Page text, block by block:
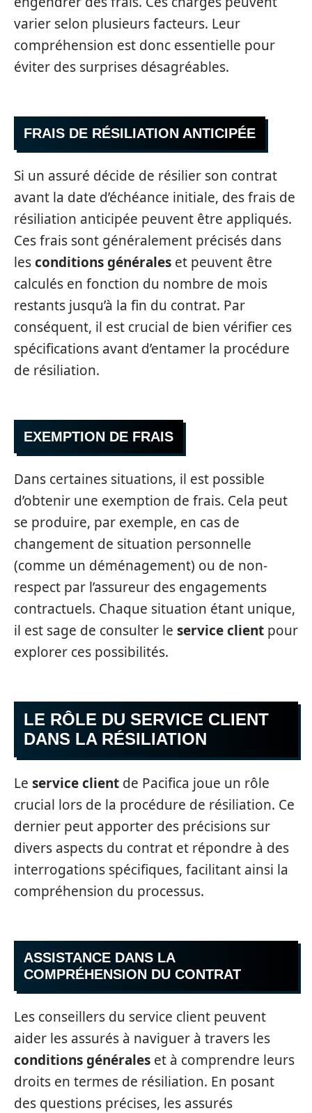
varier selon plusieurs facteurs. Leur
compréhension est donc essentielle pour
éviter des surprises désagréables.
FRAIS DE RÉSILIATION ANTICIPÉE
Si un assuré décide de résilier son contrat
avant la date d’échéance initiale, des frais de
résiliation anticipée peuvent être appliqués.
Ces frais sont généralement précisés dans
lesconditions générales et peuvent être
calculés en fonction du nombre de mois
restants jusqu’à la fin du contrat. Par
conséquent, il est crucial de bien vérifier ces
spécifications avant d’entamer la procédure
de résiliation.
EXEMPTION DE FRAIS
Dans certaines situations, il est possible
d’obtenir une exemption de frais. Cela peut
se produire, par exemple, en cas de
changement de situation personnelle
(comme un déménagement) ou de non-
respect par l’assureur des engagements
contractuels. Chaque situation étant unique,
il est sage de consulter le service client pour
explorer ces possibilités.
LE RÔLE DU SERVICE CLIENT
DANS LA RÉSILIATION
Le service client de Pacifica joue un rôle
crucial lors de la procédure de résiliation. Ce
dernier peut apporter des précisions sur
divers aspects du contrat et répondre à des
interrogations spécifiques, facilitant ainsi la
compréhension du processus.
ASSISTANCE DANS LA
COMPRÉHENSION DU CONTRAT
Les conseillers du service client peuvent
aider les assurés à naviguer à travers les
conditions générales et à comprendre leurs
droits en termes de résiliation. En posant
des questions précises, les assurés